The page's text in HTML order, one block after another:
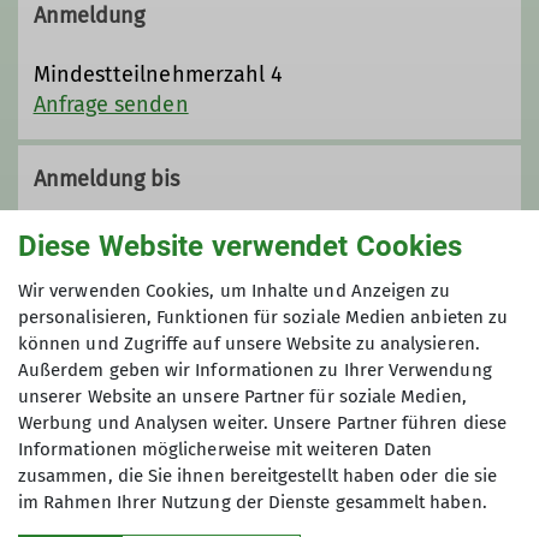
Anmeldung
Mindestteilnehmerzahl 4
Anfrage senden
Anmeldung bis
28.02.2025
Maximale Teilnehmeranzahl
8
Diese Website verwendet Cookies
Wir verwenden Cookies, um Inhalte und Anzeigen zu
personalisieren, Funktionen für soziale Medien anbieten zu
können und Zugriffe auf unsere Website zu analysieren.
Außerdem geben wir Informationen zu Ihrer Verwendung
unserer Website an unsere Partner für soziale Medien,
Werbung und Analysen weiter. Unsere Partner führen diese
Informationen möglicherweise mit weiteren Daten
zusammen, die Sie ihnen bereitgestellt haben oder die sie
im Rahmen Ihrer Nutzung der Dienste gesammelt haben.